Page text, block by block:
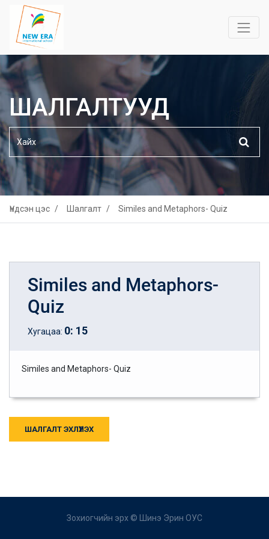
ШАЛГАЛТУУД
Үндсэн цэс Шалгалт Similes and Metaphors- Quiz
Similes and Metaphors-
Quiz
Хугацаа: 0: 15
Similes and Metaphors- Quiz
ШАЛГАЛТ ЭХЛҮҮЛЭХ
Зохиогчийн эрх © Шинэ Эрин ОУС